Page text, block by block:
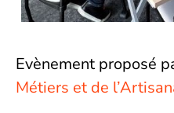
Evènement proposé
Métiers et de